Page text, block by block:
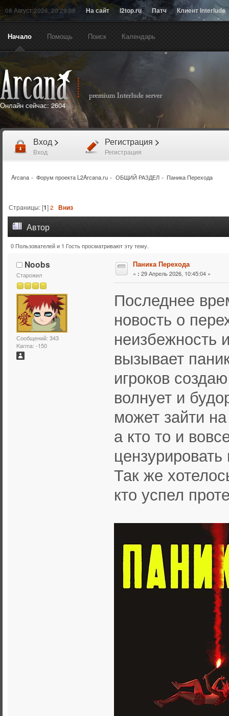
08 Август 2026, 20:29:08 На сайт l2top.ru Патч Клиент Interlude
Начало Помощь Поиск Календарь
Онлайн сейчас: 2604
Вход >
Вход
Регистрация >
Регистрация
Arcana» Форум проекта L2Arcana.ru » ОБЩИЙ РАЗДЕЛ» Паника Перехода
Страницы: [1]2 Вниз
Автор
Тема: Паника Перехода (Прочитано 11035 раз)
0 Пользователей и 1 Гость просматривают эту тему.
Noobs
Старожил
Сообщений: 343
Karma: -150
Паника Перехода
« : 29 Апрель 2026, 10:45:04 »
Последнее
новость о
неизбежность
вызывает
игроков
волнует и
может зайти
а кто то и
Так же
кто успел